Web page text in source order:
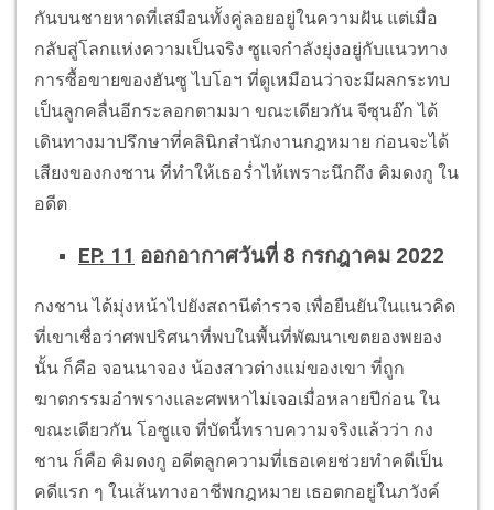
กันบนชายหาดที่เสมือนทั้งคู่ลอยอยู่ในความฝัน แต่เมื่อ
กลับสู่โลกแห่งความเป็นจริง ซูแจกำลังยุ่งอยู่กับแนวทาง
การซื้อขายของฮันซู ไบโอฯ ที่ดูเหมือนว่าจะมีผลกระทบ
เป็นลูกคลื่นอีกระลอกตามมา ขณะเดียวกัน จีซุนอ๊ก ได้
เดินทางมาปรึกษาที่คลินิกสำนักงานกฎหมาย ก่อนจะได้
เสียงของกงชาน ที่ทำให้เธอร่ำไห้เพราะนึกถึง คิมดงกู ใน
อดีต
EP. 11 ออกอากาศวันที่ 8 กรกฎาคม 2022
กงชาน ได้มุ่งหน้าไปยังสถานีตำรวจ เพื่อยืนยันในแนวคิด
ที่เขาเชื่อว่าศพปริศนาที่พบในพื้นที่พัฒนาเขตยองพยอง
นั้น ก็คือ จอนนาจอง น้องสาวต่างแม่ของเขา ที่ถูก
ฆาตกรรมอำพรางและศพหาไม่เจอเมื่อหลายปีก่อน ใน
ขณะเดียวกัน โอซูแจ ที่บัดนี้ทราบความจริงแล้วว่า กง
ชาน ก็คือ คิมดงกู อดีตลูกความที่เธอเคยช่วยทำคดีเป็น
คดีแรก ๆ ในเส้นทางอาชีพกฎหมาย เธอตกอยู่ในภวังค์